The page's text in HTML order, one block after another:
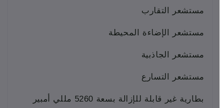
مستشعر التقارب
مستشعر الإضاءة المحيطة
مستشعر الجاذبية
مستشعر التسارع
بطارية غير قابلة للإزالة بسعة 5260 مللي أمبير